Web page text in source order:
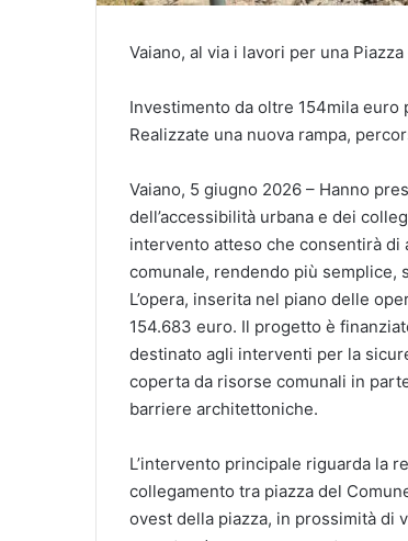
Vaiano, al via i lavori per una
Investimento da oltre 154mila euro
Realizzate una nuova rampa,
Vaiano, 5 giugno 2026 – Hanno
dell’accessibilità urbana e dei
intervento atteso che consentirà di
comunale, rendendo più semplice,
L’opera, inserita nel piano delle
154.683 euro. Il progetto è
destinato agli interventi per la
coperta da risorse comunali in
barriere architettoniche.
L’intervento principale riguarda la
collegamento tra piazza del
ovest della piazza, in prossimità di